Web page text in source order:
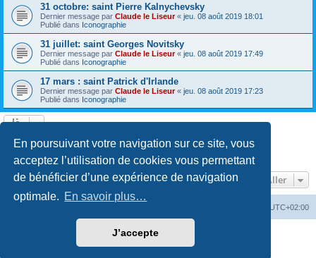
En poursuivant votre navigation sur ce site, vous
acceptez l’utilisation de cookies vous permettant
de bénéficier d’une expérience de navigation
optimale. En savoir plus…
J’accepte
31 octobre: saint Pierre Kalnychevsky
Dernier message par Claude le Liseur« jeu. 08 août 2019 18:01
Publié dans Iconographie
31 juillet: saint Georges Novitsky
Dernier message par Claude le Liseur« jeu. 08 août 2019 17:49
Publié dans Iconographie
17 mars : saint Patrick d'Irlande
Dernier message par Claude le Liseur« jeu. 08 août 2019 17:23
Publié dans Iconographie
Page1sur20
3
Aller
UTC+02:00
phpBB® Forum Software © phpBB Limited
©